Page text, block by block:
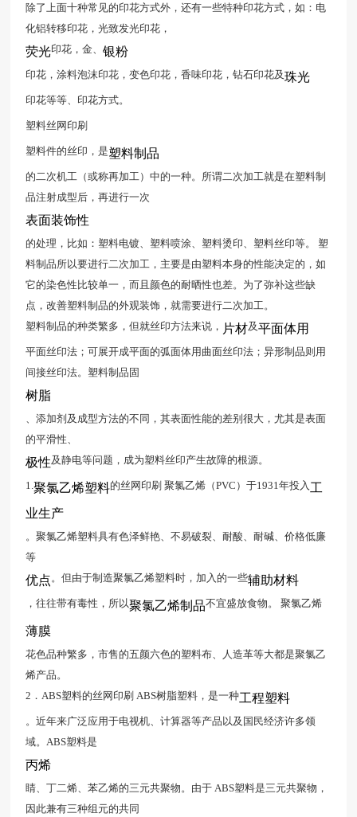
除了上面十种常见的印花方式外，还有一些特种印花方式，如：电
化铝转移印花，光致发光印花，
荧光印花，金、 银粉
印花，涂料泡沫印花，变色印花，香味印花，钻石印花及珠光
印花等等、印花方式。
塑料丝网印刷
塑料件的丝印，是塑料制品
的二次机工（或称再加工）中的一种。所谓二次加工就是在塑料制
品注射成型后，再进行一次
表面装饰性
的处理，比如：塑料电镀、塑料喷涂、塑料烫印、塑料丝印等。 塑
料制品所以要进行二次加工，主要是由塑料本身的性能决定的，如
它的染色性比较单一，而且颜色的耐晒性也差。为了弥补这些缺
点，改善塑料制品的外观装饰，就需要进行二次加工。
塑料制品的种类繁多，但就丝印方法来说， 片材及平面体用
平面丝印法；可展开成平面的弧面体用曲面丝印法；异形制品则用
间接丝印法。塑料制品固
树脂
、添加剂及成型方法的不同，其表面性能的差别很大，尤其是表面
的平滑性、
极性及静电等问题，成为塑料丝印产生故障的根源。
1. 聚氯乙烯塑料的丝网印刷 聚氯乙烯（PVC）于1931年投入工
业生产
。聚氯乙烯塑料具有色泽鲜艳、不易破裂、耐酸、耐碱、价格低廉
等
优点 。但由于制造聚氯乙烯塑料时，加入的一些辅助材料
，往往带有毒性，所以聚氯乙烯制品不宜盛放食物。 聚氯乙烯
薄膜
花色品种繁多，市售的五颜六色的塑料布、人造革等大都是聚氯乙
烯产品。
2．ABS塑料的丝网印刷 ABS树脂塑料，是一种工程塑料
。近年来广泛应用于电视机、计算器等产品以及国民经济许多领
域。ABS塑料是
丙烯
睛、丁二烯、苯乙烯的三元共聚物。由于 ABS塑料是三元共聚物，
因此兼有三种组元的共同